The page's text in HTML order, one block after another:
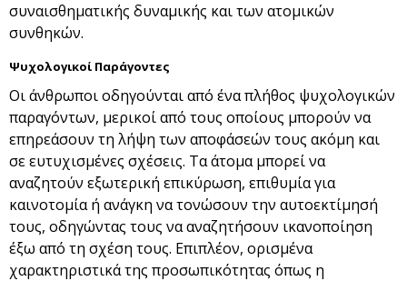
συναισθηματικής δυναμικής και των ατομικών
συνθηκών.
Ψυχολογικοί Παράγοντες
Οι άνθρωποι οδηγούνται από ένα πλήθος ψυχολογικών
παραγόντων, μερικοί από τους οποίους μπορούν να
επηρεάσουν τη λήψη των αποφάσεών τους ακόμη και
σε ευτυχισμένες σχέσεις. Τα άτομα μπορεί να
αναζητούν εξωτερική επικύρωση, επιθυμία για
καινοτομία ή ανάγκη να τονώσουν την αυτοεκτίμησή
τους, οδηγώντας τους να αναζητήσουν ικανοποίηση
έξω από τη σχέση τους. Επιπλέον, ορισμένα
χαρακτηριστικά της προσωπικότητας όπως η